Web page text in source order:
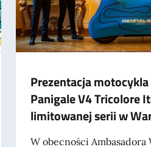
Prezentacja
Panigale V4 Tricolore
limitowanej serii w
W obecności Ambasadora